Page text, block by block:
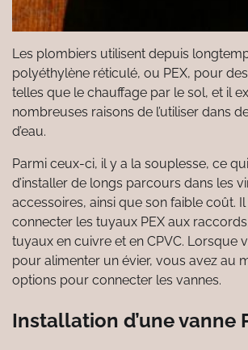
Les plombiers utilisent depuis
polyéthylène réticulé, ou PEX, pour
telles que le chauffage par le sol, et il
nombreuses raisons de l’utiliser dans
d’eau.
Parmi ceux-ci, il y a la souplesse, ce
d’installer de longs parcours dans les
accessoires, ainsi que son faible coût.
connecter les tuyaux PEX aux
tuyaux en cuivre et en CPVC. Lorsque
pour alimenter un évier, vous avez au
options pour connecter les vannes.
Installation d’une vanne